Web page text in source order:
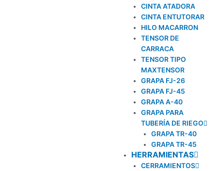
CINTA ATADORA
CINTA ENTUTORAR
HILO MACARRON
TENSOR DE
CARRACA
TENSOR TIPO
MAXTENSOR
GRAPA FJ-26
GRAPA FJ-45
GRAPA A-40
GRAPA PARA
TUBERÍA DE RIEGO
GRAPA TR-40
GRAPA TR-45
HERRAMIENTAS
CERRAMIENTOS